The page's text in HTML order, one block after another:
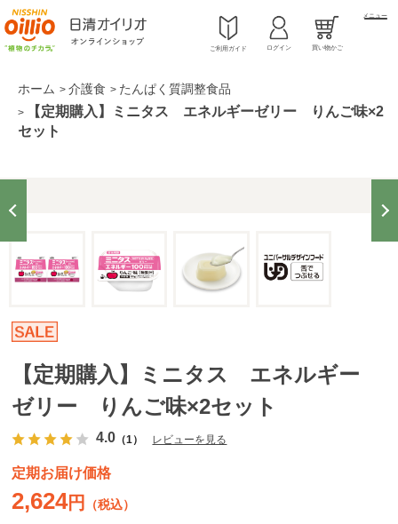
ご利用ガイド ログイン 買い物かご
メニュー
ホーム > 介護食 > たんぱく質調整食品
>
【定期購入】ミニタス エネルギーゼリー りんご味×2
セット
【定期購入】ミニタス エネルギー
ゼリー りんご味×2セット
4.0 （1） レビューを見る
定期お届け価格
2,624円 （税込）